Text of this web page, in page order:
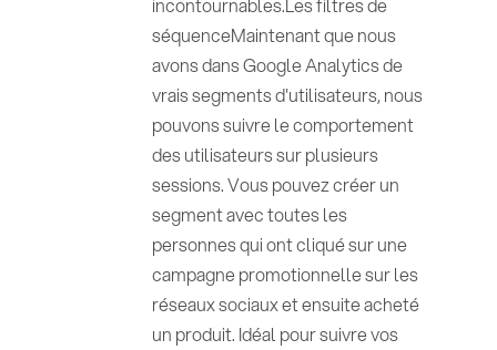
séquenceMaintenant que nous
avons dans Google Analytics de
vrais segments d'utilisateurs, nous
pouvons suivre le comportement
des utilisateurs sur plusieurs
sessions. Vous pouvez créer un
segment avec toutes les
personnes qui ont cliqué sur une
campagne promotionnelle sur les
réseaux sociaux et ensuite acheté
un produit. Idéal pour suivre vos